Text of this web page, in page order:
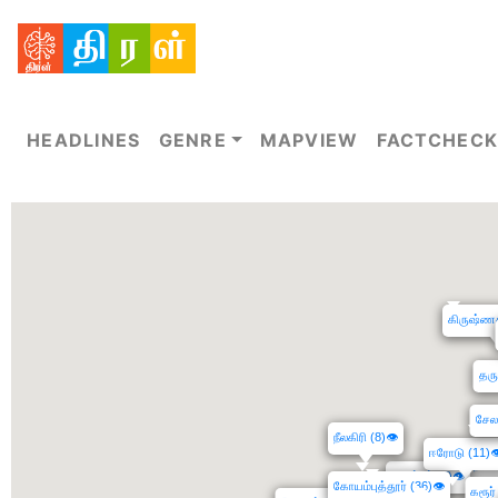
HEADLINES GENRE MAPVIEW
திருப்பூர் (7)👁
நீலகிரி (8)👁
கோவா (10)👁
ஈரோடு (11)
கோயம்புத்தூர் (36)👁